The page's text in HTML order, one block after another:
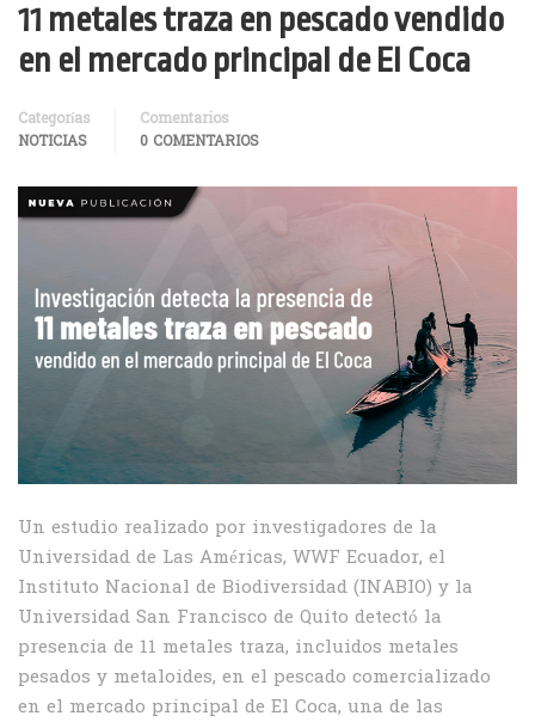
11 metales traza en pescado vendido
en el mercado principal de El Coca
Categorías
NOTICIAS
Comentarios
0 COMENTARIOS
Un estudio realizado por investigadores de la
Universidad de Las Américas, WWF Ecuador, el
Instituto Nacional de Biodiversidad (INABIO) y la
Universidad San Francisco de Quito detectó la
presencia de 11 metales traza, incluidos metales
pesados y metaloides, en el pescado comercializado
en el mercado principal de El Coca, una de las